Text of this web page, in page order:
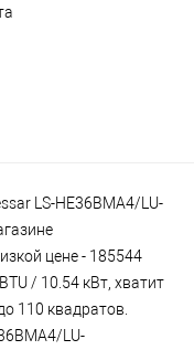
LS-HE36BMA4/LU-
цене - 185544
/ 10.54 кВт, хватит
110 квадратов.
LU-